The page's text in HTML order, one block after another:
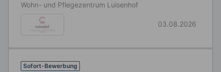
Wohn- und Pflegezentrum Luisenhof
03.08.2026
Sofort-Bewerbung